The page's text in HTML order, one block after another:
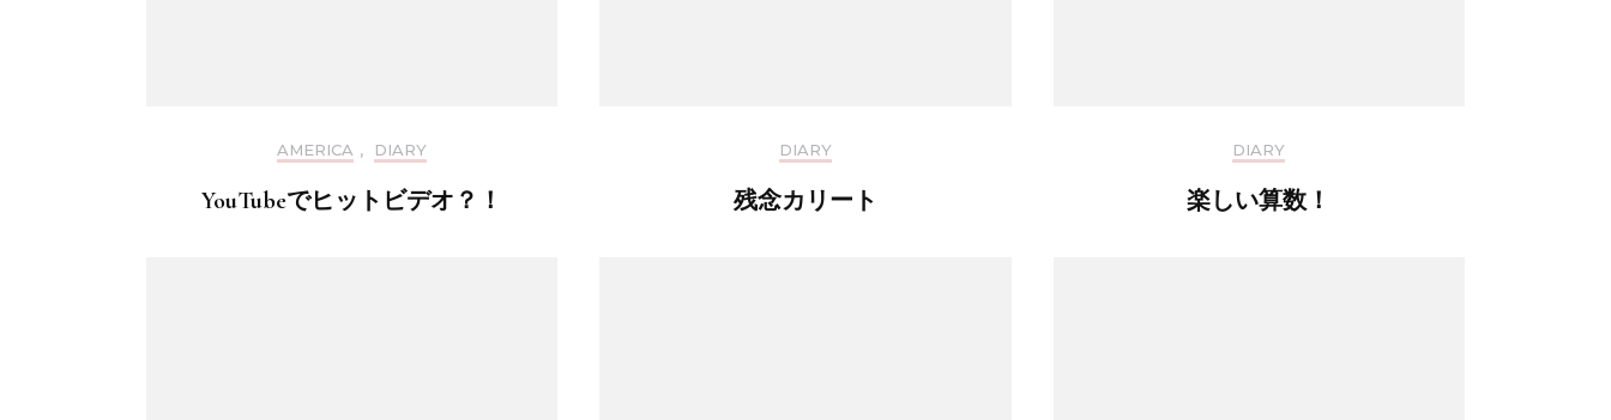
AMERICA , DIARY
YouTubeでヒットビデオ？！
DIARY
残念カリート
DIARY
楽しい算数！